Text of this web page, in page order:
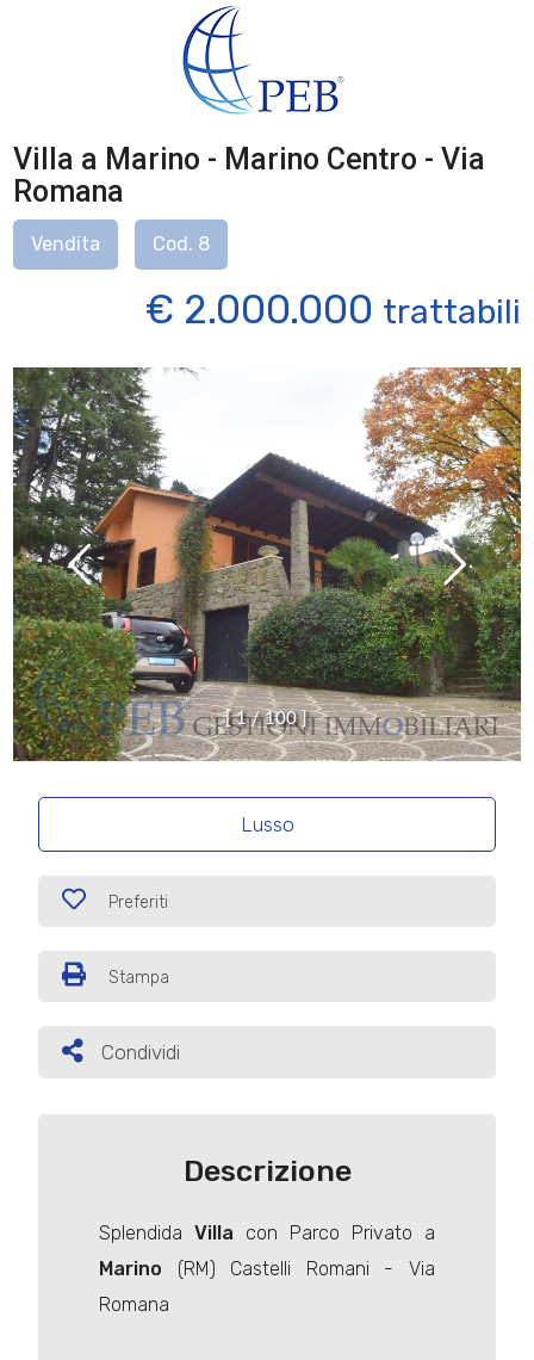
Villa a Marino - Marino Centro - Via
Romana
Vendita Cod. 8
€ 2.000.000 trattabili
[ 1 / 100 ]
Lusso
Preferiti
Stampa
Condividi
Descrizione
SplendidaVilla con Parco Privato a
Marino (RM) Castelli Romani - Via
Romana